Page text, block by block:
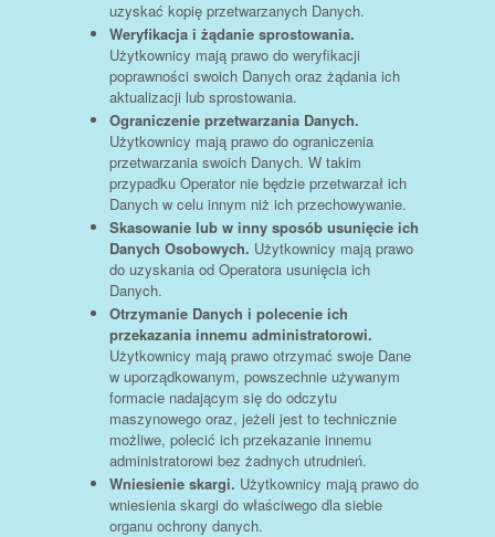
uzyskać kopię przetwarzanych Danych.
Weryfikacja i żądanie sprostowania.
Użytkownicy mają prawo do weryfikacji
poprawności swoich Danych oraz żądania ich
aktualizacji lub sprostowania.
Ograniczenie przetwarzania Danych.
Użytkownicy mają prawo do ograniczenia
przetwarzania swoich Danych. W takim
przypadku Operator nie będzie przetwarzał ich
Danych w celu innym niż ich przechowywanie.
Skasowanie lub w inny sposób usunięcie ich
Danych Osobowych. Użytkownicy mają prawo
do uzyskania od Operatora usunięcia ich
Danych.
Otrzymanie Danych i polecenie ich
przekazania innemu administratorowi.
Użytkownicy mają prawo otrzymać swoje Dane
w uporządkowanym, powszechnie używanym
formacie nadającym się do odczytu
maszynowego oraz, jeżeli jest to technicznie
możliwe, polecić ich przekazanie innemu
administratorowi bez żadnych utrudnień.
Wniesienie skargi. Użytkownicy mają prawo do
wniesienia skargi do właściwego dla siebie
organu ochrony danych.